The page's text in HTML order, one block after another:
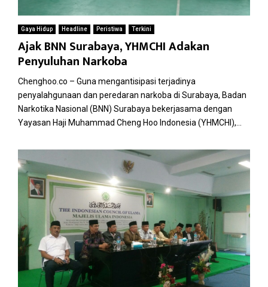
Gaya Hidup Headline Peristiwa Terkini
Ajak BNN Surabaya, YHMCHI Adakan
Penyuluhan Narkoba
Chenghoo.co – Guna mengantisipasi terjadinya
penyalahgunaan dan peredaran narkoba di Surabaya, Badan
Narkotika Nasional (BNN) Surabaya bekerjasama dengan
Yayasan Haji Muhammad Cheng Hoo Indonesia (YHMCHI),...